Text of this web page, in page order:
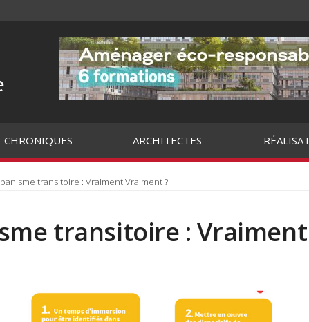
CHRONIQUES ARCHITECTES
transitoire : Vraiment Vraiment ?
transitoire : Vraiment